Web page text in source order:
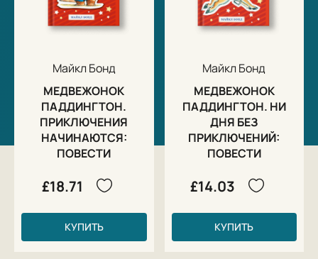
Майкл Бонд
МЕДВЕЖОНОК
ПАДДИНГТОН.
ПРИКЛЮЧЕНИЯ
НАЧИНАЮТСЯ:
ПОВЕСТИ
£18.71
КУПИТЬ
Майкл Бонд
МЕДВЕЖОНОК
ПАДДИНГТОН. НИ
ДНЯ БЕЗ
ПРИКЛЮЧЕНИЙ:
ПОВЕСТИ
£14.03
КУПИТЬ